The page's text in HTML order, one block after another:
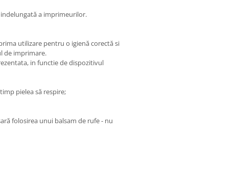
a imprimeurilor.
utilizare pentru o igienă corectă si
de imprimare.
in functie de dispozitivul
pielea să respire;
folosirea unui balsam de rufe - nu